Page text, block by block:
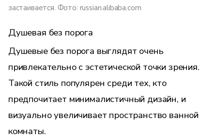
застаивается. Фото: russian.alibaba.com
Душевая без порога
Душевые без порога выглядят очень
привлекательно с эстетической точки зрения.
Такой стиль популярен среди тех, кто
предпочитает минималистичный дизайн, и
визуально увеличивает пространство ванной
комнаты.